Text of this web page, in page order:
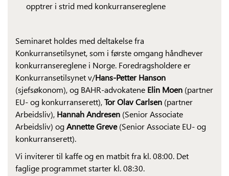
opptrer i strid med konkurransereglene
Seminaret holdes med deltakelse fra
Konkurransetilsynet, som i første omgang håndhever
konkurransereglene i Norge. Foredragsholdere er
Konkurransetilsynet v/Hans-Petter Hanson
(sjefsøkonom), og BAHR-advokatene Elin Moen (partner
EU- og konkurranserett),Tor Olav Carlsen (partner
Arbeidsliv), Hannah Andresen (Senior Associate
Arbeidsliv) ogAnnette Greve(Senior Associate EU- og
konkurranserett).
Vi inviterer til kaffe og en matbit fra kl. 08:00. Det
faglige programmet starter kl. 08:30.